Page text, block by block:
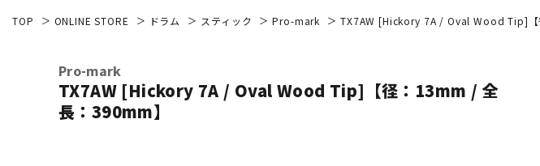
TOP ONLINE STORE ドラム スティック Pro-mark TX7AW [Hickory 7A / Oval Wood Tip]【
Pro-mark
TX7AW [Hickory 7A / Oval Wood Tip]【径：13mm / 全
長：390mm】